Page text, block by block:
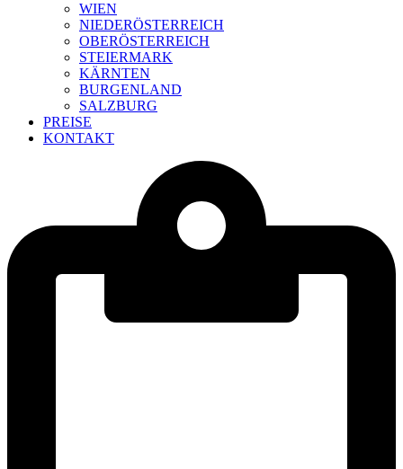
WIEN
NIEDERÖSTERREICH
OBERÖSTERREICH
STEIERMARK
KÄRNTEN
BURGENLAND
SALZBURG
PREISE
KONTAKT